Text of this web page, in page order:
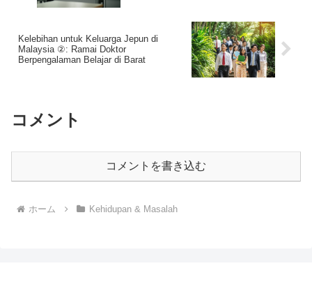
Kelebihan untuk Keluarga Jepun di
Malaysia ②: Ramai Doktor
Berpengalaman Belajar di Barat
コメント
コメントを書き込む
ホーム Kehidupan & Masalah